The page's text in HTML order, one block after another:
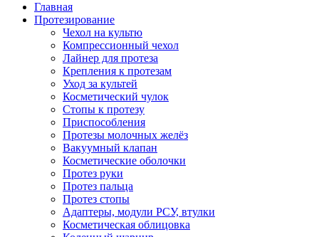
Главная
Протезирование
Чехол на культю
Компрессионный чехол
Лайнер для протеза
Крепления к протезам
Уход за культей
Косметический чулок
Стопы к протезу
Приспособления
Протезы молочных желёз
Вакуумный клапан
Косметические оболочки
Протез руки
Протез пальца
Протез стопы
Адаптеры, модули РСУ, втулки
Косметическая облицовка